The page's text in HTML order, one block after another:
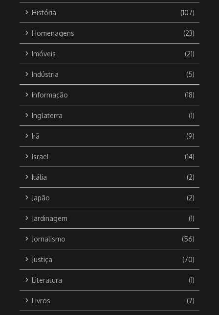
História (107)
Homenagens (23)
Imóveis (21)
Indústria (5)
Informação (18)
Inglaterra (1)
Irã (9)
Israel (14)
Itália (2)
Japão (2)
Jardinagem (1)
Jornalismo (56)
Justiça (70)
Literatura (1)
Livros (7)